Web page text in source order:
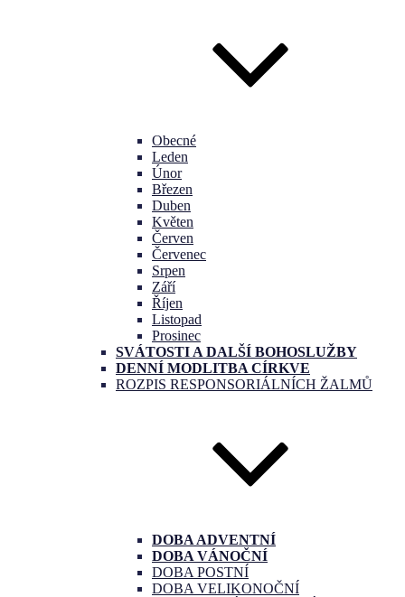
Obecné
Leden
Únor
Březen
Duben
Květen
Červen
Červenec
Srpen
Září
Říjen
Listopad
Prosinec
SVÁTOSTI A DALŠÍ BOHOSLUŽBY
DENNÍ MODLITBA CÍRKVE
ROZPIS RESPONSORIÁLNÍCH ŽALMŮ
DOBA ADVENTNÍ
DOBA VÁNOČNÍ
DOBA POSTNÍ
DOBA VELIKONOČNÍ